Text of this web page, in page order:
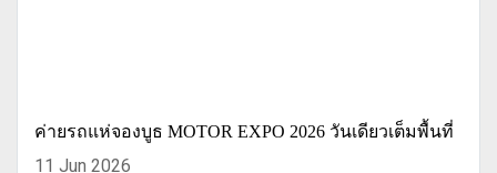
ค่ายรถแห่จองบูธ MOTOR EXPO 2026 วันเดียวเต็มพื้นที่
11 Jun 2026